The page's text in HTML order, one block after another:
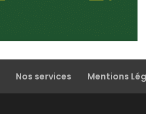
Nos services Mentions